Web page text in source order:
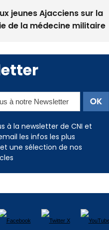
jeunes Ajacciens sur la
de la médecine militaire
à la newsletter de CNI et
les infos les plus
une sélection de nos